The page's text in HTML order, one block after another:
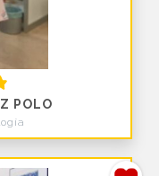
POLO